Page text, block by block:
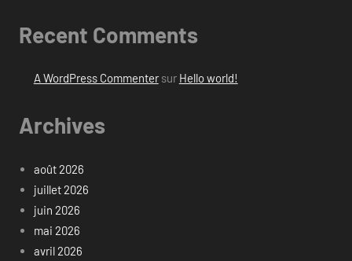
Recent Comments
A WordPress Commentersur Hello world!
Archives
août 2026
juillet 2026
juin 2026
mai 2026
avril 2026